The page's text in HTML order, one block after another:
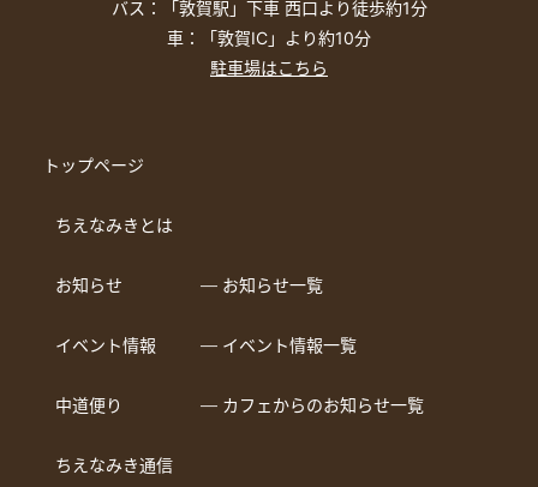
バス：「敦賀駅」下車 西口より徒歩約1分
車：「敦賀IC」より約10分
駐車場はこちら
トップページ
ちえなみきとは
お知らせ ― お知らせ一覧
イベント情報 ― イベント情報一覧
中道便り ― カフェからのお知らせ一覧
ちえなみき通信